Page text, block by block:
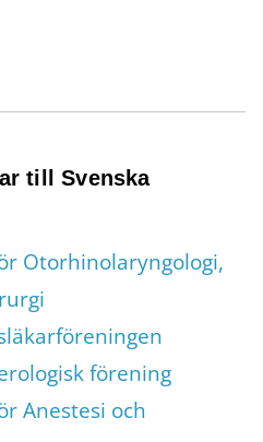
till Svenska
Otorhinolaryngologi,
förening
Anestesi och